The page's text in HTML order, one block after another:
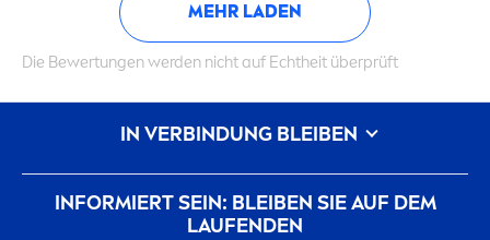
MEHR LADEN
Die Bewertungen werden nicht auf Echtheit überprüft
INFORMIERT SEIN: BLEIBEN SIE AUF DEM
LAUFENDEN
IN VERBINDUNG BLEIBEN